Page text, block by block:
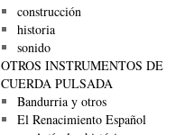
construcción
historia
sonido
OTROS INSTRUMENTOS DE
CUERDA PULSADA
Bandurria y otros
El Renacimiento Español